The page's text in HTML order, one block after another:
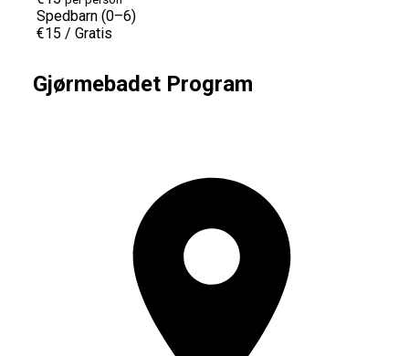
Spedbarn (0–6)
€15 / Gratis
Gjørmebadet Program